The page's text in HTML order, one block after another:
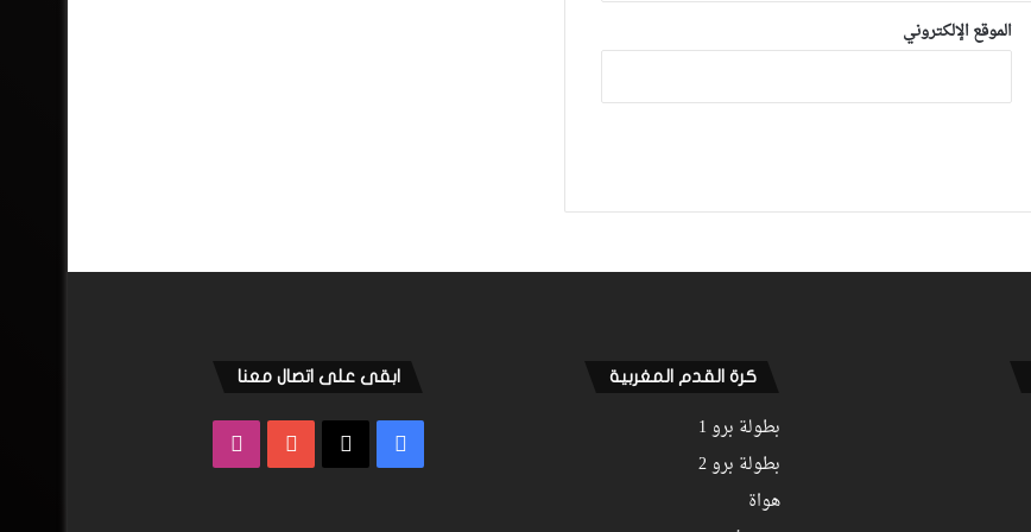
الموقع الإلكتروني
كرة القدم المغربية
بطولة برو 1
بطولة برو 2
هواة
ابقى على اتصال معنا
فيسبوك ‫YouTube